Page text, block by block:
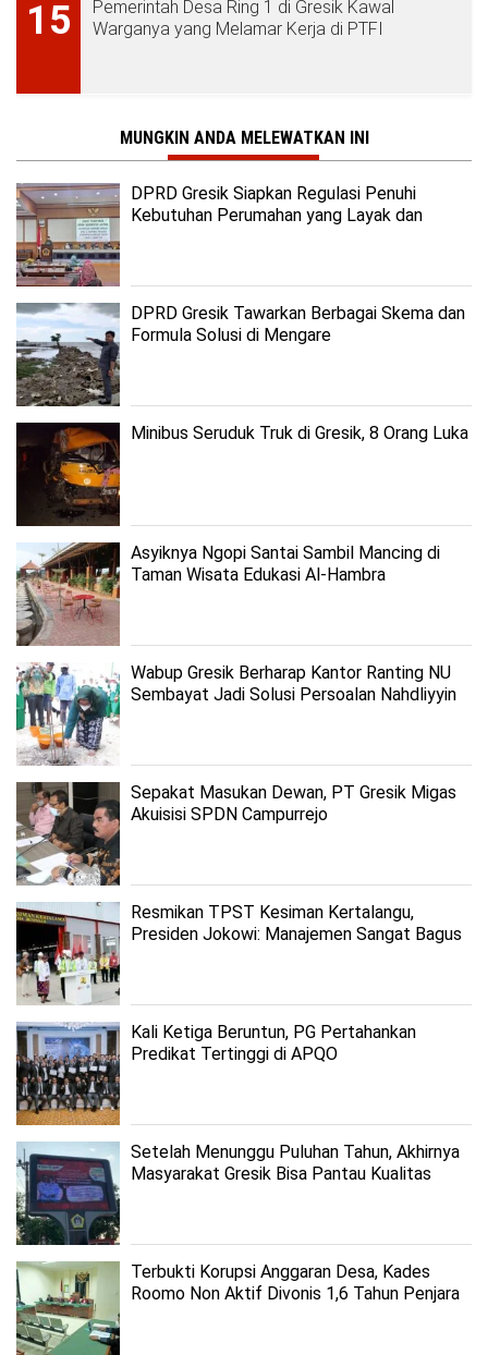
15
Pemerintah Desa Ring 1 di Gresik Kawal
Warganya yang Melamar Kerja di PTFI
MUNGKIN ANDA MELEWATKAN INI
DPRD Gresik Siapkan Regulasi Penuhi
Kebutuhan Perumahan yang Layak dan
DPRD Gresik Tawarkan Berbagai Skema dan
Formula Solusi di Mengare
Minibus Seruduk Truk di Gresik, 8 Orang Luka
Asyiknya Ngopi Santai Sambil Mancing di
Taman Wisata Edukasi Al-Hambra
Wabup Gresik Berharap Kantor Ranting NU
Sembayat Jadi Solusi Persoalan Nahdliyyin
Sepakat Masukan Dewan, PT Gresik Migas
Akuisisi SPDN Campurrejo
Resmikan TPST Kesiman Kertalangu,
Presiden Jokowi: Manajemen Sangat Bagus
Kali Ketiga Beruntun, PG Pertahankan
Predikat Tertinggi di APQO
Setelah Menunggu Puluhan Tahun, Akhirnya
Masyarakat Gresik Bisa Pantau Kualitas
Terbukti Korupsi Anggaran Desa, Kades
Roomo Non Aktif Divonis 1,6 Tahun Penjara